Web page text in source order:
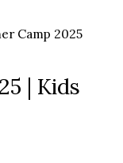
Camp 2025
| Kids